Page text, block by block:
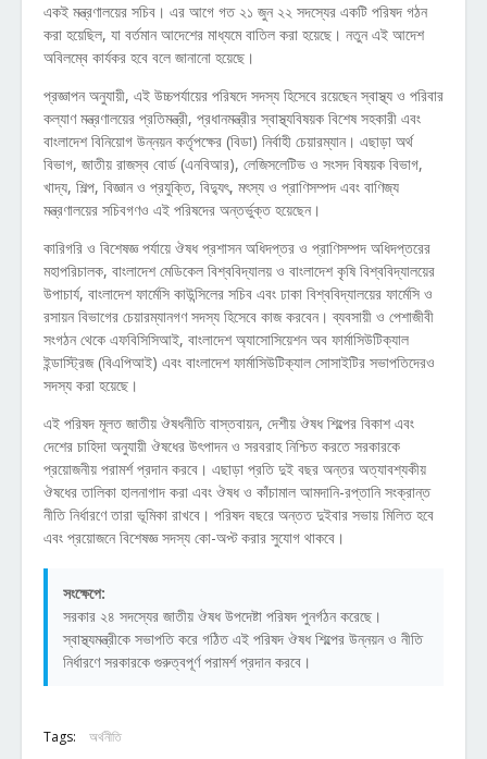
একই মন্ত্রণালয়ের সচিব। এর আগে গত ২১ জুন ২২ সদস্যের একটি পরিষদ গঠন
করা হয়েছিল, যা বর্তমান আদেশের মাধ্যমে বাতিল করা হয়েছে। নতুন এই আদেশ
অবিলম্বে কার্যকর হবে বলে জানানো হয়েছে।
প্রজ্ঞাপন অনুযায়ী, এই উচ্চপর্যায়ের পরিষদে সদস্য হিসেবে রয়েছেন স্বাস্থ্য ও পরিবার
কল্যাণ মন্ত্রণালয়ের প্রতিমন্ত্রী, প্রধানমন্ত্রীর স্বাস্থ্যবিষয়ক বিশেষ সহকারী এবং
বাংলাদেশ বিনিয়োগ উন্নয়ন কর্তৃপক্ষের (বিডা) নির্বাহী চেয়ারম্যান। এছাড়া অর্থ
বিভাগ, জাতীয় রাজস্ব বোর্ড (এনবিআর), লেজিসলেটিভ ও সংসদ বিষয়ক বিভাগ,
খাদ্য, শিল্প, বিজ্ঞান ও প্রযুক্তি, বিদ্যুৎ, মৎস্য ও প্রাণিসম্পদ এবং বাণিজ্য
মন্ত্রণালয়ের সচিবগণও এই পরিষদের অন্তর্ভুক্ত হয়েছেন।
কারিগরি ও বিশেষজ্ঞ পর্যায়ে ঔষধ প্রশাসন অধিদপ্তর ও প্রাণিসম্পদ অধিদপ্তরের
মহাপরিচালক, বাংলাদেশ মেডিকেল বিশ্ববিদ্যালয় ও বাংলাদেশ কৃষি বিশ্ববিদ্যালয়ের
উপাচার্য, বাংলাদেশ ফার্মেসি কাউন্সিলের সচিব এবং ঢাকা বিশ্ববিদ্যালয়ের ফার্মেসি ও
রসায়ন বিভাগের চেয়ারম্যানগণ সদস্য হিসেবে কাজ করবেন। ব্যবসায়ী ও পেশাজীবী
সংগঠন থেকে এফবিসিসিআই, বাংলাদেশ অ্যাসোসিয়েশন অব ফার্মাসিউটিক্যাল
ইন্ডাস্ট্রিজ (বিএপিআই) এবং বাংলাদেশ ফার্মাসিউটিক্যাল সোসাইটির সভাপতিদেরও
সদস্য করা হয়েছে।
এই পরিষদ মূলত জাতীয় ঔষধনীতি বাস্তবায়ন, দেশীয় ঔষধ শিল্পের বিকাশ এবং
দেশের চাহিদা অনুযায়ী ঔষধের উৎপাদন ও সরবরাহ নিশ্চিত করতে সরকারকে
প্রয়োজনীয় পরামর্শ প্রদান করবে। এছাড়া প্রতি দুই বছর অন্তর অত্যাবশ্যকীয়
ঔষধের তালিকা হালনাগাদ করা এবং ঔষধ ও কাঁচামাল আমদানি-রপ্তানি সংক্রান্ত
নীতি নির্ধারণে তারা ভূমিকা রাখবে। পরিষদ বছরে অন্তত দুইবার সভায় মিলিত হবে
এবং প্রয়োজনে বিশেষজ্ঞ সদস্য কো-অপ্ট করার সুযোগ থাকবে।
সংক্ষেপে:
সরকার ২৪ সদস্যের জাতীয় ঔষধ উপদেষ্টা পরিষদ পুনর্গঠন করেছে।
স্বাস্থ্যমন্ত্রীকে সভাপতি করে গঠিত এই পরিষদ ঔষধ শিল্পের উন্নয়ন ও নীতি
নির্ধারণে সরকারকে গুরুত্বপূর্ণ পরামর্শ প্রদান করবে।
Tags: অর্থনীতি